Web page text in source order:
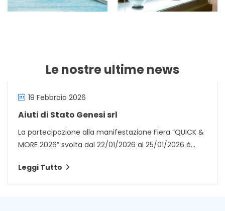
Le nostre ultime news
19 Febbraio 2026
Aiuti di Stato Genesi srl
La partecipazione alla manifestazione Fiera “QUICK &
MORE 2026” svolta dal 22/01/2026 al 25/01/2026 è...
Leggi Tutto